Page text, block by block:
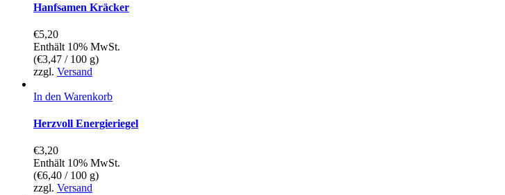
Hanfsamen Kräcker
€5,20
Enthält 10% MwSt.
(€3,47 / 100 g)
zzgl. Versand
In den Warenkorb
Herzvoll Energieriegel
€3,20
Enthält 10% MwSt.
(€6,40 / 100 g)
zzgl. Versand